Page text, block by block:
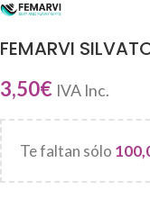
FEMARVI
3,50€ IVA Inc.
Te faltan sólo